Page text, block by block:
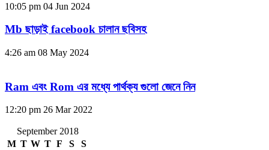
10:05 pm 04 Jun 2024
Mb ছাড়াই facebook চালান ছবিসহ
4:26 am 08 May 2024
Ram এবং Rom এর মধ্যে পার্থক্য গুলো জেনে নিন
12:20 pm 26 Mar 2022
September 2018
M T W T F S
S